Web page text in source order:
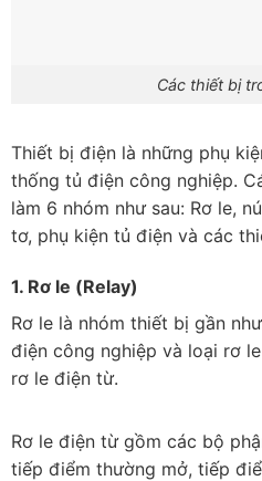
Các thiết bị
Thiết bị điện là những phụ
thống tủ điện công nghiệp.
làm 6 nhóm như sau: Rơ le,
tơ, phụ kiện tủ điện và các
1. Rơ le (Relay)
Rơ le là nhóm thiết bị gần
điện công nghiệp và loại rơ
rơ le điện từ.
Rơ le điện từ gồm các bộ
tiếp điểm thường mở, tiếp